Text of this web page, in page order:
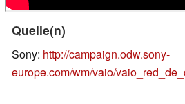
Quelle(n)
Sony: http://campaign.odw.sony-
europe.com/wm/vaio/